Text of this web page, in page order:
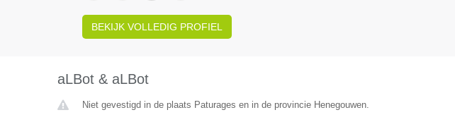
BEKIJK VOLLEDIG PROFIEL
aLBot & aLBot
Niet gevestigd in de plaats Paturages en in de provincie Henegouwen.